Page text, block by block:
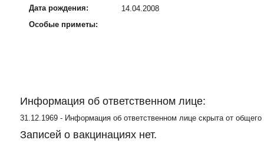
Дата рождения:
14.04.2008
Особые приметы:
Информация об ответственном лице:
31.12.1969 - Информация об ответственном лице скрыта от общего
Записей о вакцинациях нет.